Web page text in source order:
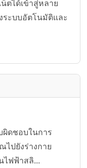
ตได้เข้าสู่หลาย
ระบบอัตโนมัติและ
ผิดชอบในการ
ปยังร่างกาย
ไฟฟ้าสลิ...